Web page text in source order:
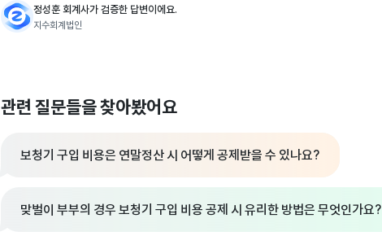
정성훈 회계사가 검증한 답변이에요.
지수회계법인
관련 질문들을 찾아봤어요
보청기 구입 비용은 연말정산 시 어떻게 공제받을 수 있나요?
맞벌이 부부의 경우 보청기 구입 비용 공제 시 유리한 방법은 무엇인가요?